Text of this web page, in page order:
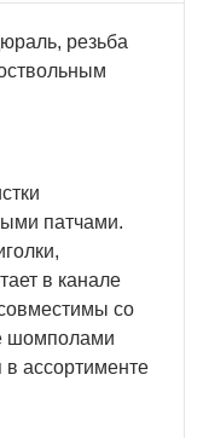
резьба
патчами.
в канале
со
шомполами
ассортименте